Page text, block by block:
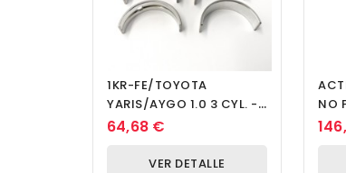
1KR-FE/TOYOTA
YARIS/AYGO 1.0 3 CYL. -
Cojinetes MEC
64,68 €
VER DETALLE
NO